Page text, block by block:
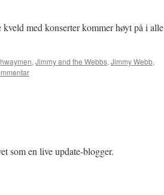
med konserter kommer høyt på i alle
, Jimmy and the Webbs, Jimmy Webb,
som en live update-blogger.